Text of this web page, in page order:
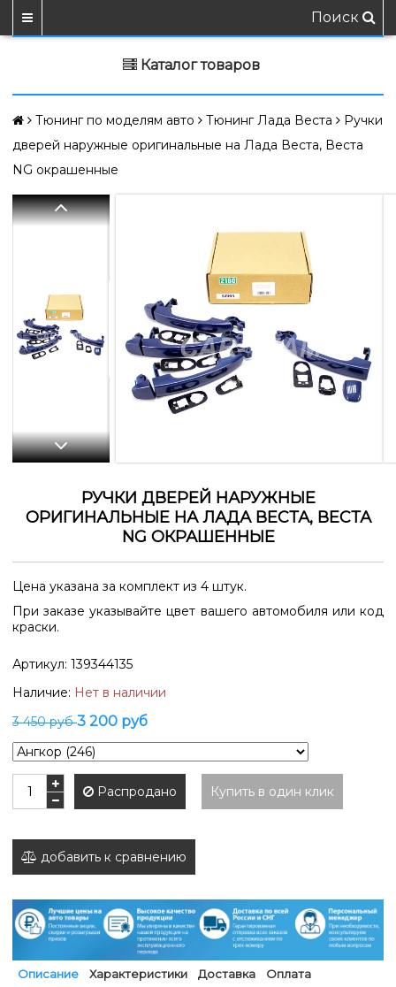
Поиск
Каталог товаров
Тюнинг по моделям авто Тюнинг Лада Веста
Ручки
дверей наружные оригинальные на Лада Веста, Веста
NG окрашенные
РУЧКИ ДВЕРЕЙ НАРУЖНЫЕ
ОРИГИНАЛЬНЫЕ НА ЛАДА ВЕСТА, ВЕСТА
NG ОКРАШЕННЫЕ
Цена указана за комплект из 4 штук.
При заказе указывайте цвет вашего автомобиля или код
краски.
Артикул: 139344135
Наличие: Нет в наличии
3 450 руб3 200 руб
Распродано Купить в один клик
добавить к сравнению
Описание Характеристики Доставка
Оплата